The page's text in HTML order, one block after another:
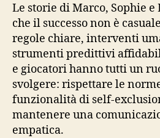
Le storie di Marco, Sophie
che il successo non è
regole chiare, interventi
strumenti predittivi
e giocatori hanno tutti un
svolgere: rispettare le
funzionalità di
mantenere una
empatica.